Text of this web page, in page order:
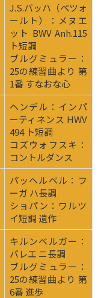
J.S.バッハ（ペツォ
ールト）：メヌエ
ット BWV Anh.115
ト短調
ブルグミュラー：
25の練習曲より 第
1番 すなおな心
ヘンデル：インパ
ーティネンス HWV
494 ト短調
コズウォフスキ：
コントルダンス
パッヘルベル：フ
ーガ ハ長調
ショパン：ワルツ
イ短調 遺作
キルンベルガー：
バレエ ニ長調
ブルグミュラー：
25の練習曲より 第
6番 進歩